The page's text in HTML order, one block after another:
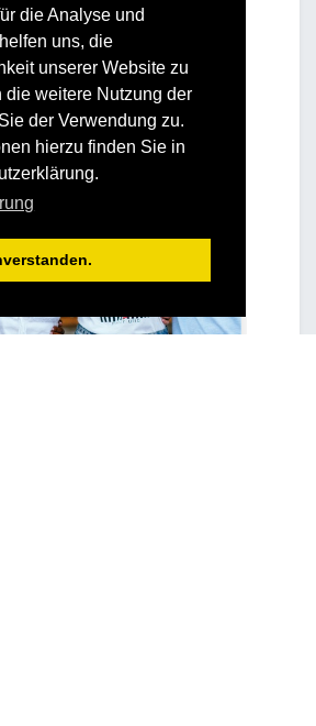
die Analyse und
uns, die
unserer Website zu
die weitere Nutzung der
der Verwendung zu.
hierzu finden Sie in